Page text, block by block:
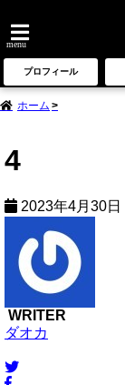
menu
プロフィール
ホーム
4
2023年4月30日
WRITER
ダオカ